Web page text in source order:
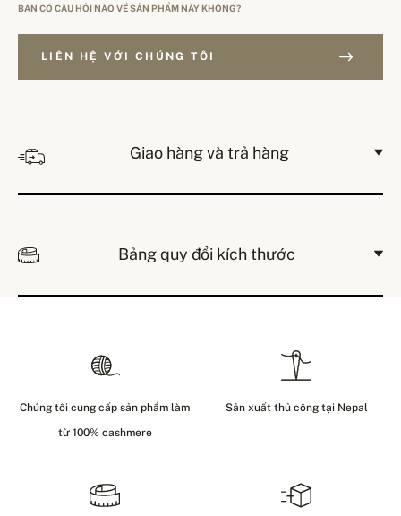
BẠN CÓ CÂU HỎI NÀO VỀ SẢN PHẨM NÀY KHÔNG?
LIÊN HỆ VỚI CHÚNG TÔI
Giao hàng và trả hàng
Bảng quy đổi kích thước
Chúng tôi cung cấp sản phẩm làm
từ 100% cashmere
Sản xuất thủ công tại Nepal